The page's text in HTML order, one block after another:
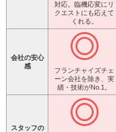
対応。臨機応変にリ
クエストにも応えて
くれる。
会社の安心
感
フランチャイズチェ
ーン会社を除き、実
績・技術がNo.1。
スタッフの